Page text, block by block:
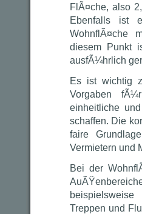
FlÃ¤che, also
Ebenfalls ist
WohnflÃ¤che
diesem Punkt
ausfÃ¼hrlich
Es ist wichtig
Vorgaben
einheitliche
schaffen. Die
faire
Vermietern und
Bei der
Treppen und